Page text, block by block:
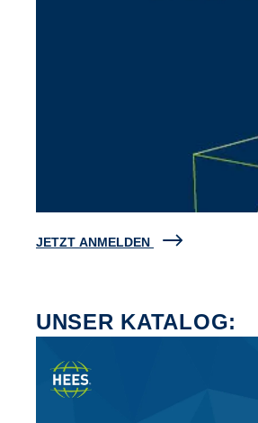
JETZT ANMELDEN
UNSER KATALOG: